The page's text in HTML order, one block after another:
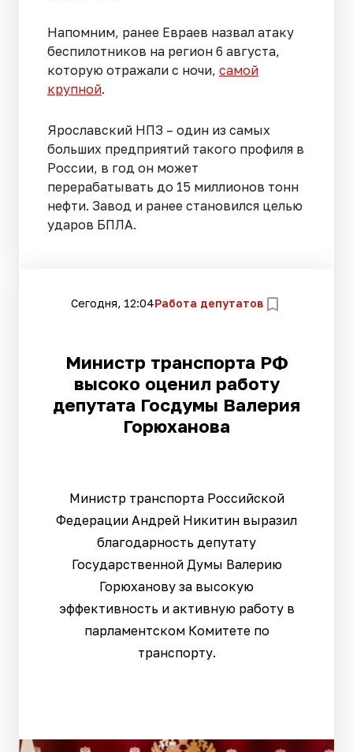
Напомним, ранее Евраев назвал атаку
беспилотников на регион 6 августа,
которую отражали с ночи, самой
крупной.
Ярославский НПЗ – один из самых
больших предприятий такого профиля в
России, в год он может
перерабатывать до 15 миллионов тонн
нефти. Завод и ранее становился целью
ударов БПЛА.
Сегодня, 12:04Работа депутатов
Министр транспорта РФ
высоко оценил работу
депутата Госдумы Валерия
Горюханова
Министр транспорта Российской
Федерации Андрей Никитин выразил
благодарность депутату
Государственной Думы Валерию
Горюханову за высокую
эффективность и активную работу в
парламентском Комитете по
транспорту.